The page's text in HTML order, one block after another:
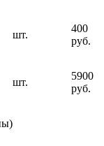
шт.
400
руб.
шт.
5900
руб.